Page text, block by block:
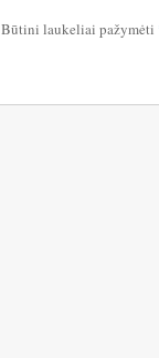
Būtini laukeliai pažymėti